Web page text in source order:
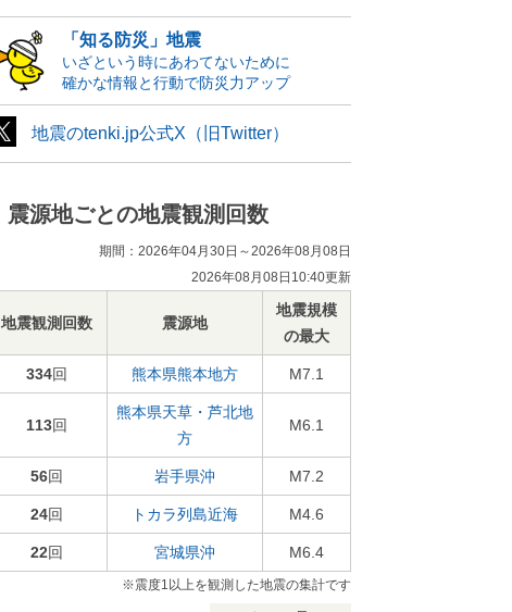
「知る防災」地震
いざという時にあわてないために
確かな情報と行動で防災力アップ
地震のtenki.jp公式X（旧Twitter）
震源地ごとの地震観測回数
期間：2026年04月30日～2026年08月08日
2026年08月08日10:40更新
地震観測回数 震源地
地震規模
の最大
334回 熊本県熊本地方 M7.1
113回
熊本県天草・芦北地
方
M6.1
56回 岩手県沖 M7.2
24回 トカラ列島近海 M4.6
22回 宮城県沖 M6.4
※震度1以上を観測した地震の集計です